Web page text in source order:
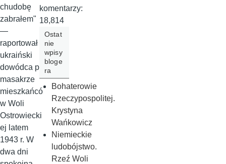
chudobę
zabrałem"
—
raportował
ukraiński
dowódca po
masakrze
mieszkańcó
w Woli
Ostrowiecki
ej latem
1943 r. W
dwa dni
komentarzy:
18,814
Ostat
nie
wpisy
bloge
ra
Bohaterowie
Rzeczypospolitej.
Krystyna
Wańkowicz
Niemieckie
ludobójstwo.
Rzeź Woli